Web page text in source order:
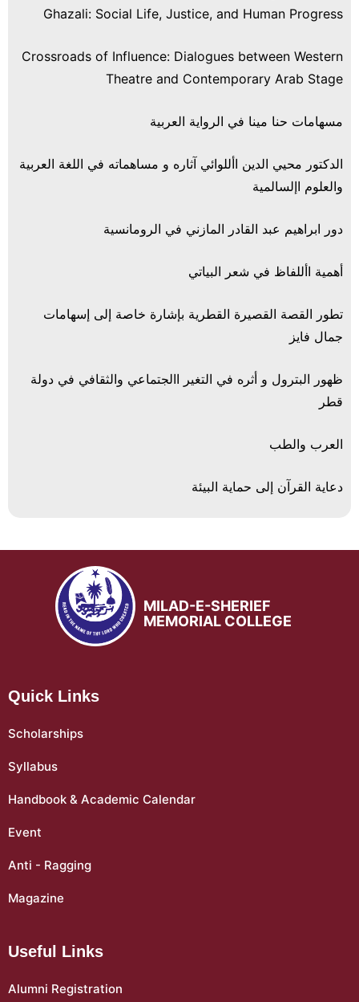
Ghazali: Social Life, Justice, and Human Progress
Crossroads of Influence: Dialogues between Western
Theatre and Contemporary Arab Stage
مسهامات حنا مينا في الرواية العربية
الدكتور محيي الدين األلوائي آثاره و مساهماته في اللغة العربية
والعلوم اإلسالمية
دور ابراهيم عبد القادر المازني في الرومانسية
أهمية األلفاظ في شعر البياتي
تطور القصة القصيرة القطرية بإشارة خاصة إلى إسهامات
جمال فايز
ظهور البترول و أثره في التغير االجتماعي والثقافي في دولة
قطر
العرب والطب
دعاية القرآن إلى حماية البيئة
MILAD-E-SHERIEF
MEMORIAL COLLEGE
Quick Links
Scholarships
Syllabus
Handbook & Academic Calendar
Event
Anti - Ragging
Magazine
Useful Links
Alumni Registration